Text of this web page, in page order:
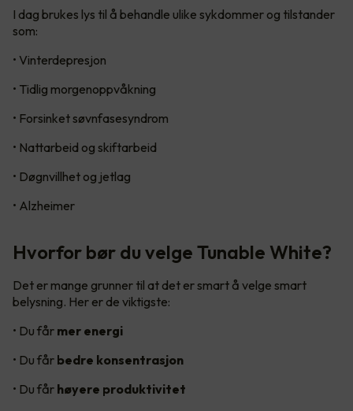
I dag brukes lys til å behandle ulike sykdommer og tilstander
som:
• Vinterdepresjon
• Tidlig morgenoppvåkning
• Forsinket søvnfasesyndrom
• Nattarbeid og skiftarbeid
• Døgnvillhet og jetlag
• Alzheimer
Hvorfor bør du velge Tunable White?
Det er mange grunner til at det er smart å velge smart
belysning. Her er de viktigste:
• Du får mer energi
• Du får bedre konsentrasjon
• Du får høyere produktivitet